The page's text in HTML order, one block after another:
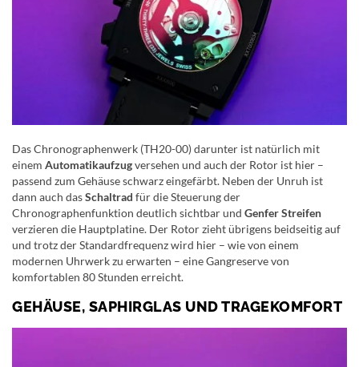
Das Chronographenwerk (TH20-00) darunter ist natürlich mit
einem Automatikaufzugversehen und auch der Rotor ist hier –
passend zum Gehäuse schwarz eingefärbt. Neben der Unruh ist
dann auch dasSchaltrad für die Steuerung der
Chronographenfunktion deutlich sichtbar und Genfer Streifen
verzieren die Hauptplatine. Der Rotor zieht übrigens beidseitig auf
und trotz der Standardfrequenz wird hier – wie von einem
modernen Uhrwerk zu erwarten – eine Gangreserve von
komfortablen 80 Stunden erreicht.
GEHÄUSE, SAPHIRGLAS UND TRAGEKOMFORT